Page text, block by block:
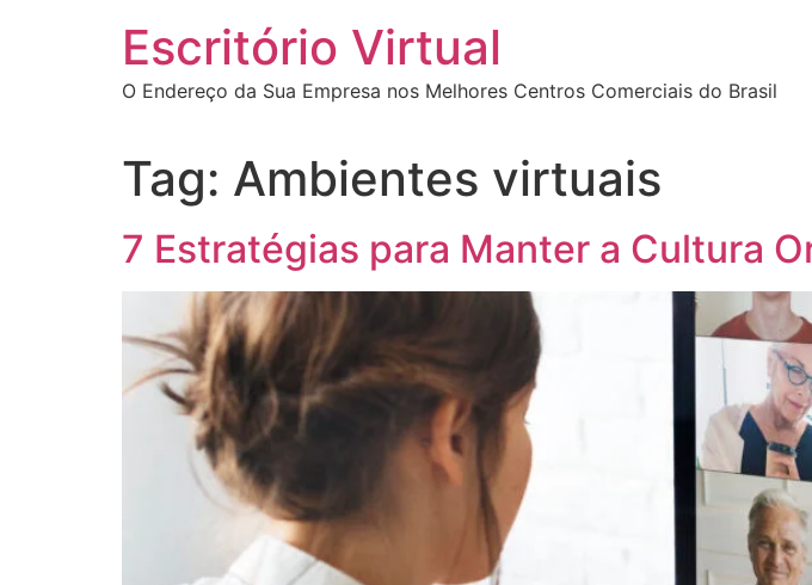
Escritório Virtual
O Endereço da Sua Empresa nos Melhores Centros Comerciais do Brasil
Tag: Ambientes virtuais
7 Estratégias para Manter a Cultura